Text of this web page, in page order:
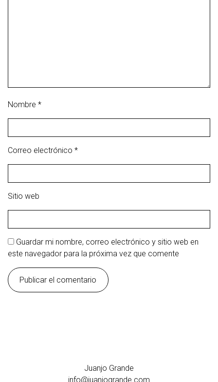
Nombre *
Correo electrónico *
Sitio web
Guardar mi nombre, correo electrónico y sitio web en
este navegador para la próxima vez que comente
Juanjo Grande
info@juanjogrande.com